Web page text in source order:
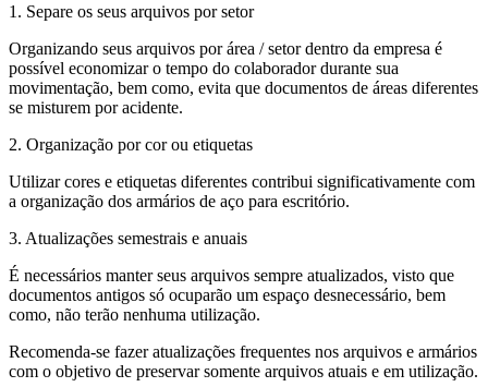
1. Separe os seus arquivos por setor
Organizando seus arquivos por área / setor dentro da empresa é
possível economizar o tempo do colaborador durante sua
movimentação, bem como, evita que documentos de áreas diferentes
se misturem por acidente.
2. Organização por cor ou etiquetas
Utilizar cores e etiquetas diferentes contribui significativamente com
a organização dos armários de aço para escritório.
3. Atualizações semestrais e anuais
É necessários manter seus arquivos sempre atualizados, visto que
documentos antigos só ocuparão um espaço desnecessário, bem
como, não terão nenhuma utilização.
Recomenda-se fazer atualizações frequentes nos arquivos e armários
com o objetivo de preservar somente arquivos atuais e em utilização.